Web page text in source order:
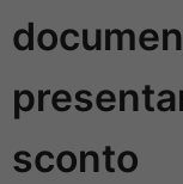
sconto